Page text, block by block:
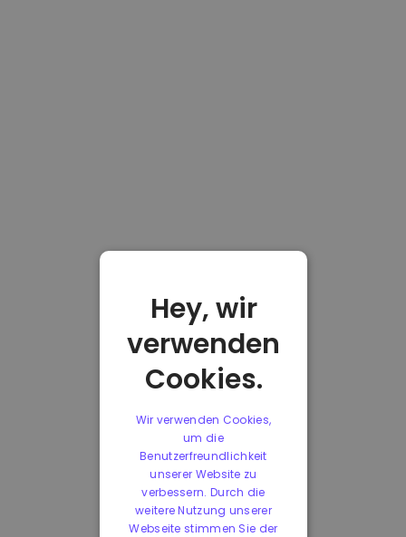
Hey, wir
verwenden
Cookies.
Wir verwenden Cookies,
um die
Benutzerfreundlichkeit
unserer Website zu
verbessern. Durch die
weitere Nutzung unserer
Webseite stimmen Sie der